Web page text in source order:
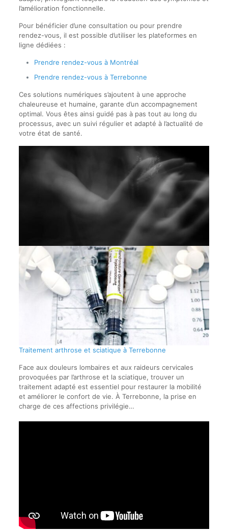
l’amélioration fonctionnelle.
Pour bénéficier d’une consultation ou pour prendre
rendez-vous, il est possible d’utiliser les plateformes en
ligne dédiées :
Prendre rendez-vous à Montréal
Prendre rendez-vous à Terrebonne
Ces solutions numériques s’ajoutent à une approche
chaleureuse et humaine, garante d’un accompagnement
optimal. Vous êtes ainsi guidé pas à pas tout au long du
processus, avec un suivi régulier et adapté à l’actualité de
votre état de santé.
Traitement arthrose et sciatique à Terrebonne
Face aux douleurs lombaires et aux raideurs cervicales
provoquées par l’arthrose et la sciatique, trouver un
traitement adapté est essentiel pour restaurer la mobilité
et améliorer le confort de vie. À Terrebonne, la prise en
charge de ces affections privilégie…